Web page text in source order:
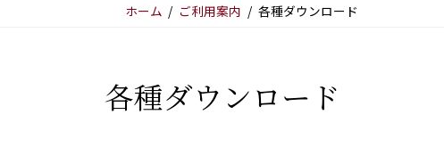
ホーム ご利用案内 各種ダウンロード
各種ダウンロード